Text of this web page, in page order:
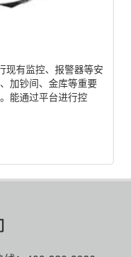
现有监控、报警器等安
加钞间、金库等重要
能通过平台进行控